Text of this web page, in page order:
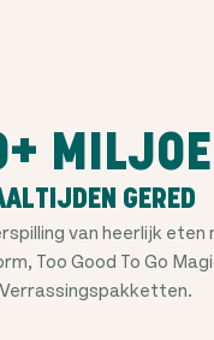
GERED
van heerlijk eten
Too Good To Go